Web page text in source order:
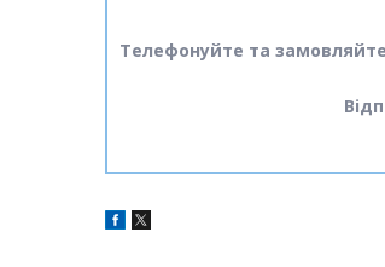
Телефонуйте та